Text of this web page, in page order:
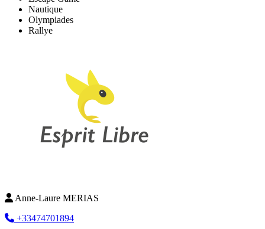
Nautique
Olympiades
Rallye
Anne-Laure MERIAS
+33474701894